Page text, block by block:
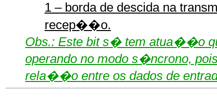
1 – borda de descida na
recep��o.
Obs.: Este bit s� tem atua��o
operando no modo s�ncrono,
rela��o entre os dados de